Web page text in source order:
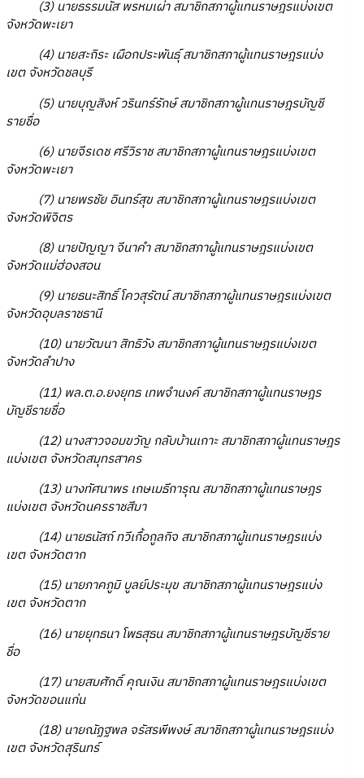
(3) นายธรรมนัส พรหมเผ่า สมาชิกสภาผู้แทนราษฎรแบ่งเขต
จังหวัดพะเยา
(4) นายสะถิระ เผือกประพันธุ์ สมาชิกสภาผู้แทนราษฎรแบ่ง
เขต จังหวัดชลบุรี
(5) นายบุญสิงห์ วรินทร์รักษ์ สมาชิกสภาผู้แทนราษฎรบัญชี
รายชื่อ
(6) นายจีรเดช ศรีวิราช สมาชิกสภาผู้แทนราษฎรแบ่งเขต
จังหวัดพะเยา
(7) นายพรชัย อินทร์สุข สมาชิกสภาผู้แทนราษฎรแบ่งเขต
จังหวัดพิจิตร
(8) นายปัญญา จีนาคำ สมาชิกสภาผู้แทนราษฎรแบ่งเขต
จังหวัดแม่ฮ่องสอน
(9) นายธนะสิทธิ์ โควสุรัตน์ สมาชิกสภาผู้แทนราษฎรแบ่งเขต
จังหวัดอุบลราชธานี
(10) นายวัฒนา สิทธิวัง สมาชิกสภาผู้แทนราษฎรแบ่งเขต
จังหวัดลำปาง
(11) พล.ต.อ.ยงยุทธ เทพจำนงค์ สมาชิกสภาผู้แทนราษฎร
บัญชีรายชื่อ
(12) นางสาวจอมขวัญ กลับบ้านเกาะ สมาชิกสภาผู้แทนราษฎร
แบ่งเขต จังหวัดสมุทรสาคร
(13) นางทัศนาพร เกษเมธีการุณ สมาชิกสภาผู้แทนราษฎร
แบ่งเขต จังหวัดนครราชสีมา
(14) นายธนัสถ์ ทวีเกื้อกูลกิจ สมาชิกสภาผู้แทนราษฎรแบ่ง
เขต จังหวัดตาก
(15) นายภาคภูมิ บูลย์ประมุข สมาชิกสภาผู้แทนราษฎรแบ่ง
เขต จังหวัดตาก
(16) นายยุทธนา โพธสุธน สมาชิกสภาผู้แทนราษฎรบัญชีราย
ชื่อ
(17) นายสมศักดิ์ คุณเงิน สมาชิกสภาผู้แทนราษฎรแบ่งเขต
จังหวัดขอนแก่น
(18) นายณัฏฐพล จรัสรพีพงษ์ สมาชิกสภาผู้แทนราษฎรแบ่ง
เขต จังหวัดสุรินทร์